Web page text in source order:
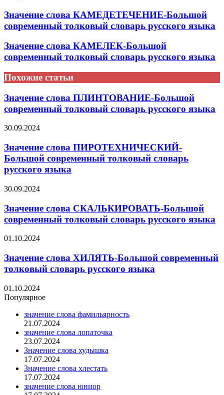
Значение слова КАМЕДЕТЕЧЕНИЕ-Большой
современный толковый словарь русского языка
Значение слова КАМЕЛЕК-Большой
современный толковый словарь русского языка
Похожие статьи
Значение слова ПЛИНТОВАНИЕ-Большой
современный толковый словарь русского языка
30.09.2024
Значение слова ПИРОТЕХНИЧЕСКИЙ-
Большой современный толковый словарь
русского языка
30.09.2024
Значение слова СКАЛЬКИРОВАТЬ-Большой
современный толковый словарь русского языка
01.10.2024
Значение слова ХИЛЯТЬ-Большой современный
толковый словарь русского языка
01.10.2024
Популярное
значение слова фамильярность
21.07.2024
значение слова лопаточка
23.07.2024
Значение слова худышка
17.07.2024
Значение слова хлестать
17.07.2024
значение слова юниор